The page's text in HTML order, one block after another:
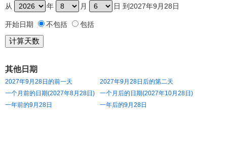
从 年 月 日 到2027年9月28日
开始日期 不包括 包括
其他日期
2027年9月28日的前一天
2027年9月28日后的第二天
一个月前的日期(2027年8月28日)
一个月后的日期(2027年10月28日)
一年前的9月28日
一年后的9月28日